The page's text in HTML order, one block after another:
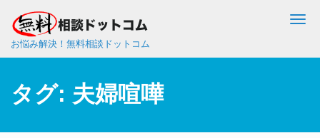
お悩み解決！無料相談ドットコム
タグ: 夫婦喧嘩